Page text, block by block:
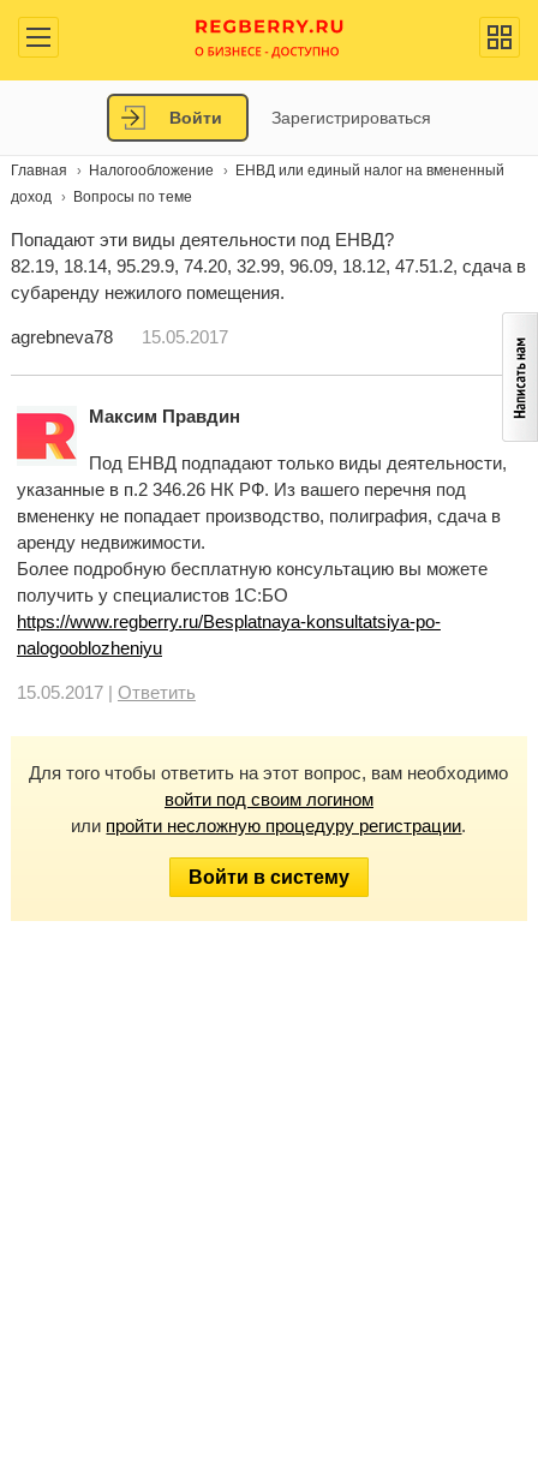
Войти Зарегистрироваться
Главная Налогообложение
ЕНВД или единый налог на вмененный
доход
Вопросы по теме
Попадают эти виды деятельности под ЕНВД?
82.19, 18.14, 95.29.9, 74.20, 32.99, 96.09, 18.12, 47.51.2, сдача в
субаренду нежилого помещения.
agrebneva78 15.05.2017
Максим Правдин
Под ЕНВД подпадают только виды деятельности,
указанные в п.2 346.26 НК РФ. Из вашего перечня под
вмененку не попадает производство, полиграфия, сдача в
аренду недвижимости.
Более подробную бесплатную консультацию вы можете
получить у специалистов 1С:БО
https://www.regberry.ru/Besplatnaya-konsultatsiya-po-
nalogooblozheniyu
15.05.2017 | Ответить
Для того чтобы ответить на этот вопрос, вам необходимо
войти под своим логином
или пройти несложную процедуру регистрации.
Войти в систему